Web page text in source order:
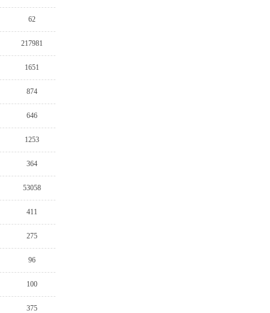
62
217981
1651
874
646
1253
364
53058
411
275
96
100
375